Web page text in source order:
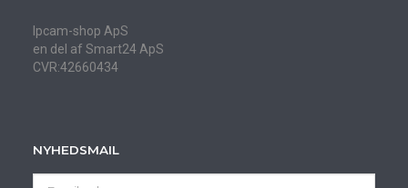
Ipcam-shop ApS
en del af Smart24 ApS
CVR:42660434
NYHEDSMAIL